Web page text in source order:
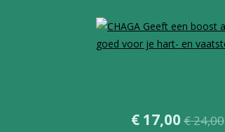
€ 17,00 € 24,00